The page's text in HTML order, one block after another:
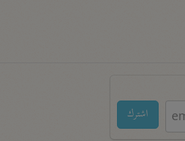
اشترك